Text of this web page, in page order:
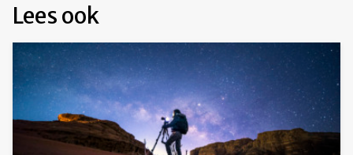
Lees ook